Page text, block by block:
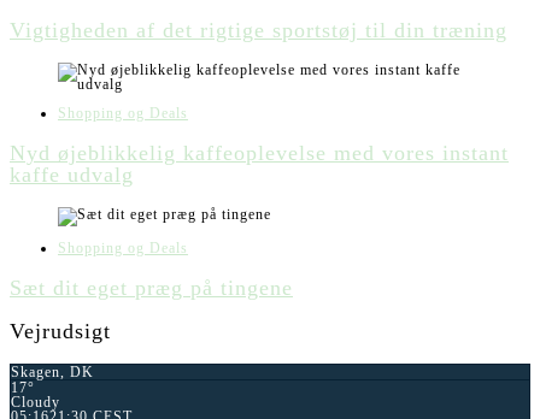
Vigtigheden af det rigtige sportstøj til din træning
Shopping og Deals
Nyd øjeblikkelig kaffeoplevelse med vores instant
kaffe udvalg
Shopping og Deals
Sæt dit eget præg på tingene
Vejrudsigt
Skagen, DK
17°
Cloudy